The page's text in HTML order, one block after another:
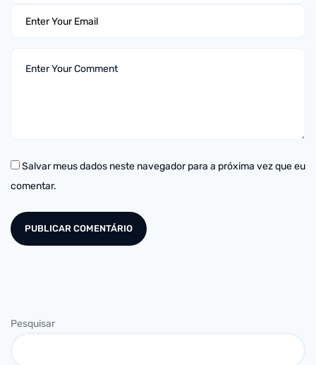
Salvar meus dados neste navegador para a próxima vez que eu
comentar.
Pesquisar